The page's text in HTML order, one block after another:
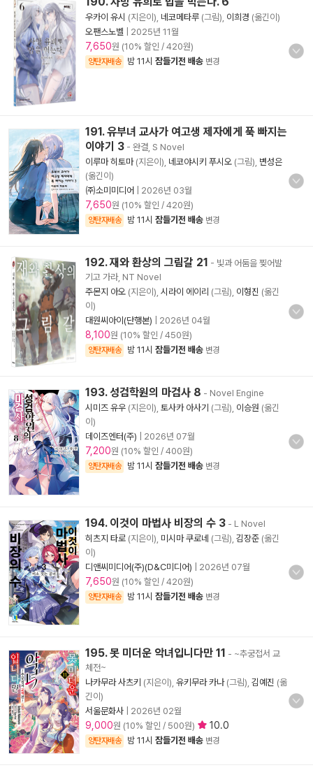
우카이 유시 (지은이), 네코메타루 (그림), 이희경 (옮긴이)
오팬스노벨
2025년 11월
7,650원 (10% 할인 / 420원)
양탄자배송 밤 11시 잠들기전 배송 변경
191. 유부녀 교사가 여고생 제자에게 푹 빠지는
이야기 3 - 완결, S Novel
이루마 히토마(지은이), 네코야시키 푸시오 (그림), 변성은
(옮긴이)
㈜소미미디어
2026년 03월
7,650원 (10% 할인 / 420원)
양탄자배송 밤 11시 잠들기전 배송 변경
192. 재와 환상의 그림갈 21 - 빛과 어둠을 찢어발
기고 가라, NT Novel
주몬지 아오 (지은이), 시라이 에이리 (그림), 이형진 (옮긴
이)
대원씨아이(단행본)
2026년 04월
8,100원 (10% 할인 / 450원)
양탄자배송 밤 11시 잠들기전 배송 변경
193. 성검학원의 마검사 8 - Novel Engine
시미즈 유우 (지은이), 토사카 아사기 (그림), 이승원 (옮긴
이)
데이즈엔터(주)
2026년 07월
7,200원 (10% 할인 / 400원)
양탄자배송 밤 11시 잠들기전 배송 변경
194. 이것이 마법사 비장의 수 3 - L Novel
히츠지 타로 (지은이), 미시마 쿠로네 (그림), 김장준 (옮긴
이)
디앤씨미디어(주)(D&C미디어)
2026년 07월
7,650원 (10% 할인 / 420원)
양탄자배송 밤 11시 잠들기전 배송 변경
195. 못 미더운 악녀입니다만 11 - ~추궁접서 교
체전~
나카무라 사츠키 (지은이), 유키무라 카나(그림), 김예진 (옮
긴이)
서울문화사
2026년 02월
9,000원 (10% 할인 / 500원) 10.0
양탄자배송 밤 11시 잠들기전 배송 변경